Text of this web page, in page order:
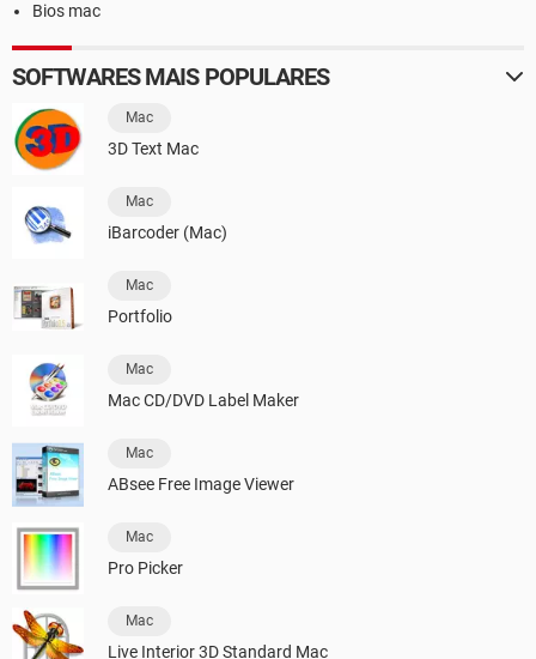
Bios mac
SOFTWARES MAIS POPULARES
Mac
3D Text Mac
Mac
iBarcoder (Mac)
Mac
Portfolio
Mac
Mac CD/DVD Label Maker
Mac
ABsee Free Image Viewer
Mac
Pro Picker
Mac
Live Interior 3D Standard Mac